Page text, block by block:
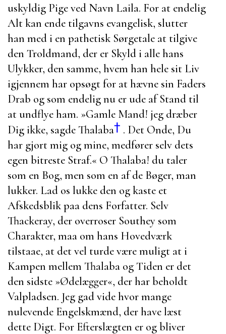
uskyldig Pige ved Navn Laila. For at endelig
Alt kan ende tilgavns evangelisk, slutter
han med i en pathetisk Sørgetale at tilgive
den Troldmand, der er Skyld i alle hans
Ulykker, den samme, hvem han hele sit Liv
igjennem har opsøgt for at hævne sin Faders
Drab og som endelig nu er ude af Stand til
at undflye ham. »Gamle Mand! jeg dræber
Dig ikke, sagde Thalaba† . Det Onde, Du
har gjort mig og mine, medfører selv dets
egen bitreste Straf.« O Thalaba! du taler
som en Bog, men som en af de Bøger, man
lukker. Lad os lukke den og kaste et
Afskedsblik paa dens Forfatter. Selv
Thackeray, der overroser Southey som
Charakter, maa om hans Hovedværk
tilstaae, at det vel turde være muligt at i
Kampen mellem Thalaba og Tiden er det
den sidste »Ødelægger«, der har beholdt
Valpladsen. Jeg gad vide hvor mange
nulevende Engelskmænd, der have læst
dette Digt. For Efterslægten er og bliver